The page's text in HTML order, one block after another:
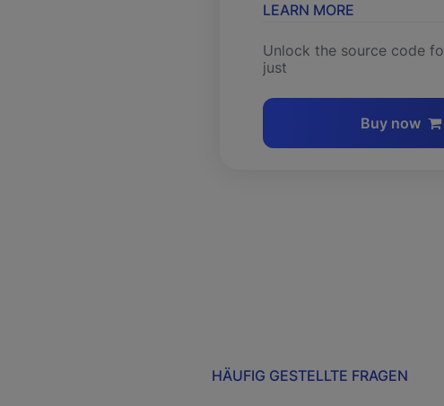
LEARN MORE
Unlock the source code
just
Buy now
HÄUFIG GESTELLTE FRAGEN